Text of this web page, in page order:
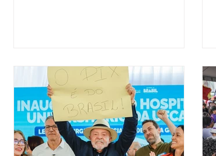
formação de alianças no âmbito local. A
ideia, segundo o partido, é focar na
eleição de governadores e deputados
estaduais, além de fortalecer a bancada
no Congresso Nacional, com senad